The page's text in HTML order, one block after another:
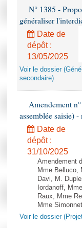
N° 1385 -
généraliser
Date de
dépôt :
13/05/2025
Voir le dossier
secondaire)
Amendement
assemblée saisie) -
Date de
dépôt :
31/10/2025
Amendement
Mme Belluco,
Davi, M.
Iordanoff,
Raux, Mme
Mme
Voir le dossier